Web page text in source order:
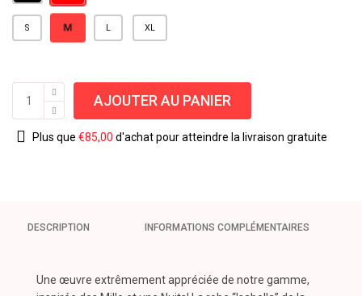
S M L XL
AJOUTER AU PANIER
Plus que €85,00 d'achat pour atteindre la livraison gratuite
DESCRIPTION INFORMATIONS COMPLÉMENTAIRES
Une œuvre extrêmementappréciée de notre gamme,